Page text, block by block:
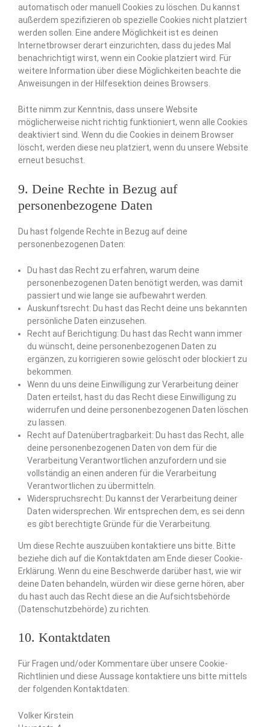
automatisch oder manuell Cookies zu löschen. Du kannst
außerdem spezifizieren ob spezielle Cookies nicht platziert
werden sollen. Eine andere Möglichkeit ist es deinen
Internetbrowser derart einzurichten, dass du jedes Mal
benachrichtigt wirst, wenn ein Cookie platziert wird. Für
weitere Information über diese Möglichkeiten beachte die
Anweisungen in der Hilfesektion deines Browsers.
Bitte nimm zur Kenntnis, dass unsere Website
möglicherweise nicht richtig funktioniert, wenn alle Cookies
deaktiviert sind. Wenn du die Cookies in deinem Browser
löscht, werden diese neu platziert, wenn du unsere Website
erneut besuchst.
9. Deine Rechte in Bezug auf
personenbezogene Daten
Du hast folgende Rechte in Bezug auf deine
personenbezogenen Daten:
Du hast das Recht zu erfahren, warum deine
personenbezogenen Daten benötigt werden, was damit
passiert und wie lange sie aufbewahrt werden.
Auskunftsrecht: Du hast das Recht deine uns bekannten
persönliche Daten einzusehen.
Recht auf Berichtigung: Du hast das Recht wann immer
du wünscht, deine personenbezogenen Daten zu
ergänzen, zu korrigieren sowie gelöscht oder blockiert zu
bekommen.
Wenn du uns deine Einwilligung zur Verarbeitung deiner
Daten erteilst, hast du das Recht diese Einwilligung zu
widerrufen und deine personenbezogenen Daten löschen
zu lassen.
Recht auf Datenübertragbarkeit: Du hast das Recht, alle
deine personenbezogenen Daten von dem für die
Verarbeitung Verantwortlichen anzufordern und sie
vollständig an einen anderen für die Verarbeitung
Verantwortlichen zu übermitteln.
Widerspruchsrecht: Du kannst der Verarbeitung deiner
Daten widersprechen. Wir entsprechen dem, es sei denn
es gibt berechtigte Gründe für die Verarbeitung.
Um diese Rechte auszuüben kontaktiere uns bitte. Bitte
beziehe dich auf die Kontaktdaten am Ende dieser Cookie-
Erklärung. Wenn du eine Beschwerde darüber hast, wie wir
deine Daten behandeln, würden wir diese gerne hören, aber
du hast auch das Recht diese an die Aufsichtsbehörde
(Datenschutzbehörde) zu richten.
10. Kontaktdaten
Für Fragen und/oder Kommentare über unsere Cookie-
Richtlinien und diese Aussage kontaktiere uns bitte mittels
der folgenden Kontaktdaten:
Volker Kirstein